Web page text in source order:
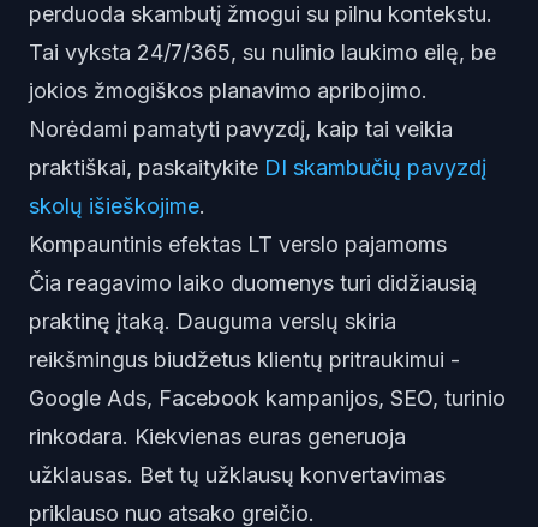
perduoda skambutį žmogui su pilnu kontekstu.
Tai vyksta 24/7/365, su nulinio laukimo eilę, be
jokios žmogiškos planavimo apribojimo.
Norėdami pamatyti pavyzdį, kaip tai veikia
praktiškai, paskaitykite DI skambučių pavyzdį
skolų išieškojime.
Kompauntinis efektas LT verslo pajamoms
Čia reagavimo laiko duomenys turi didžiausią
praktinę įtaką. Dauguma verslų skiria
reikšmingus biudžetus klientų pritraukimui -
Google Ads, Facebook kampanijos, SEO, turinio
rinkodara. Kiekvienas euras generuoja
užklausas. Bet tų užklausų konvertavimas
priklauso nuo atsako greičio.